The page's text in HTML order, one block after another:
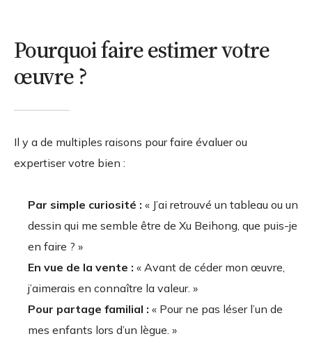
Pourquoi faire estimer votre
œuvre ?
Il y a de multiples raisons pour faire évaluer ou
expertiser votre bien :
Par simple curiosité : « J’ai retrouvé un tableau ou un
dessin qui me semble être de Xu Beihong, que puis-je
en faire ? »
En vue de la vente : « Avant de céder mon œuvre,
j’aimerais en connaître la valeur. »
Pour partage familial : « Pour ne pas léser l’un de
mes enfants lors d’un lègue. »